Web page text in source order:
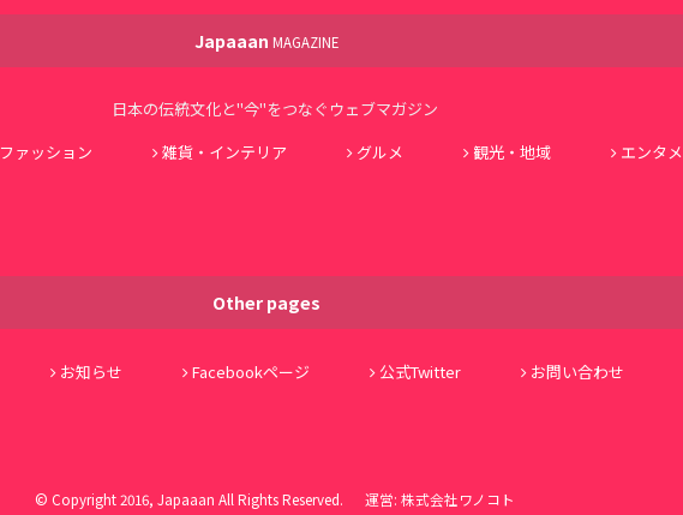
Japaaan MAGAZINE
日本の伝統文化と"今"をつなぐウェブマガジン
ファッション 雑貨・インテリア グルメ 観光・地域
エンタメ
Other pages
お知らせ Facebookページ 公式Twitter お問い合わせ
© Copyright 2016, Japaaan All Rights Reserved. 運営: 株式会社ワノコト